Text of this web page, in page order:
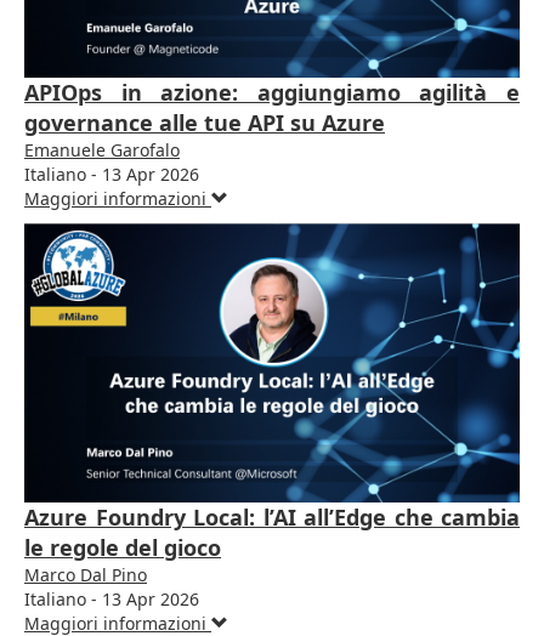
APIOps in azione: aggiungiamo agilità e
governance alle tue API su Azure
Emanuele Garofalo
Italiano - 13 Apr 2026
Maggiori informazioni
Azure Foundry Local: l’AI all’Edge che cambia
le regole del gioco
Marco Dal Pino
Italiano - 13 Apr 2026
Maggiori informazioni